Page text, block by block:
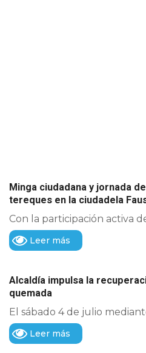
Minga ciudadana y jornada
tereques en la ciudadela
Con la participación activa
Leer más
Alcaldía impulsa la
quemada
El sábado 4 de julio
Leer más